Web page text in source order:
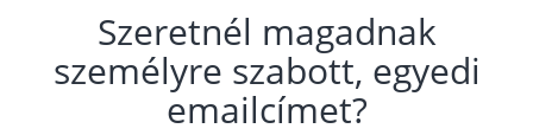
Szeretnél magadnak
személyre szabott, egyedi
emailcímet?